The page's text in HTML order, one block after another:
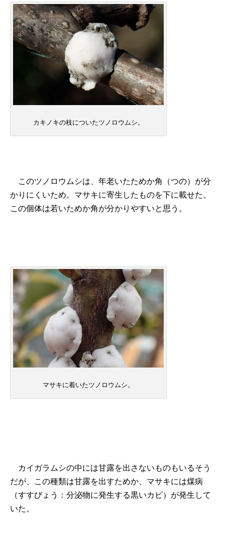
カキノキの枝についたツノロウムシ。
このツノロウムシは、年老いたためか角（つの）が分
かりにくいため。マサキに寄生したものを下に載せた。
この個体は若いためか角が分かりやすいと思う。
マサキに着いたツノロウムシ。
カイガラムシの中には甘露を出さないものもいるそう
だが、この種類は甘露を出すためか、マサキには煤病
（すすびょう：分泌物に発生する黒いカビ）が発生して
いた。